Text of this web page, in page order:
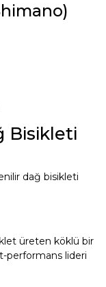
Bisikleti
dağ bisikleti
üreten köklü bir
performans lideri